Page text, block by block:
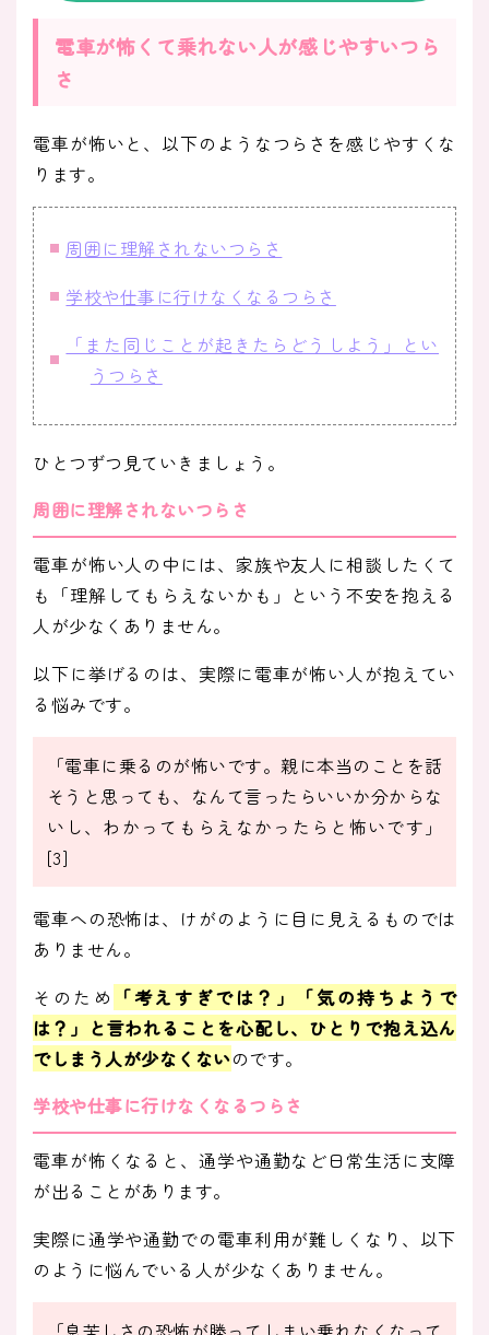
電車が怖くて乗れない人が感じやすいつら
さ
電車が怖いと、以下のようなつらさを感じやすくな
ります。
周囲に理解されないつらさ
学校や仕事に行けなくなるつらさ
「また同じことが起きたらどうしよう」とい
うつらさ
ひとつずつ見ていきましょう。
周囲に理解されないつらさ
電車が怖い人の中には、家族や友人に相談したくて
も「理解してもらえないかも」という不安を抱える
人が少なくありません。
以下に挙げるのは、実際に電車が怖い人が抱えてい
る悩みです。
「電車に乗るのが怖いです。親に本当のことを話
そうと思っても、なんて言ったらいいか分からな
いし、わかってもらえなかったらと怖いです」
[3]
電車への恐怖は、けがのように目に見えるものでは
ありません。
そのため 「考えすぎでは？」「気の持ちようで
は？」と言われることを心配し、ひとりで抱え込ん
でしまう人が少なくないのです。
学校や仕事に行けなくなるつらさ
電車が怖くなると、通学や通勤など日常生活に支障
が出ることがあります。
実際に通学や通勤での電車利用が難しくなり、以下
のように悩んでいる人が少なくありません。